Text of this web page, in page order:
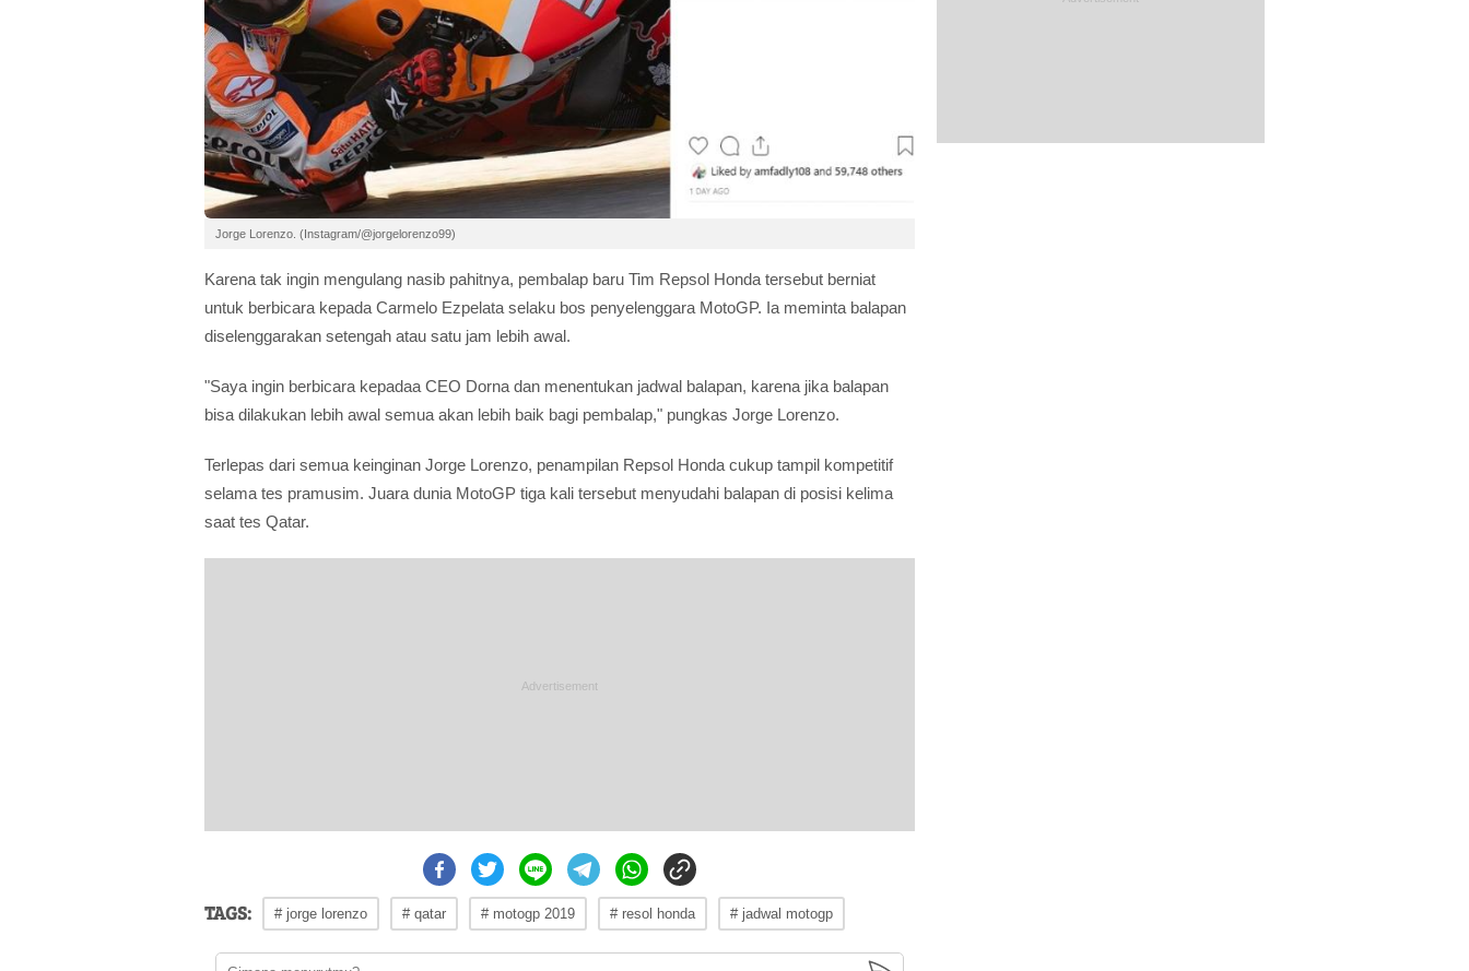
Jorge Lorenzo. (Instagram/@jorgelorenzo99)
Karena tak ingin mengulang nasib pahitnya, pembalap baru Tim Repsol Honda tersebut berniat
untuk berbicara kepada Carmelo Ezpelata selaku bos penyelenggara MotoGP. Ia meminta balapan
diselenggarakan setengah atau satu jam lebih awal.
"Saya ingin berbicara kepadaa CEO Dorna dan menentukan jadwal balapan, karena jika balapan
bisa dilakukan lebih awal semua akan lebih baik bagi pembalap," pungkas Jorge Lorenzo.
Terlepas dari semua keinginan Jorge Lorenzo, penampilan Repsol Honda cukup tampil kompetitif
selama tes pramusim. Juara dunia MotoGP tiga kali tersebut menyudahi balapan di posisi kelima
saat tes Qatar.
TAGS: # jorge lorenzo # qatar # motogp 2019 # resol honda # jadwal motogp